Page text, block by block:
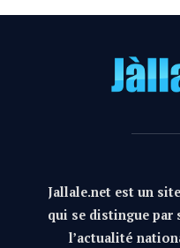
Jallale.net est un
qui se distingue par
l’actualité